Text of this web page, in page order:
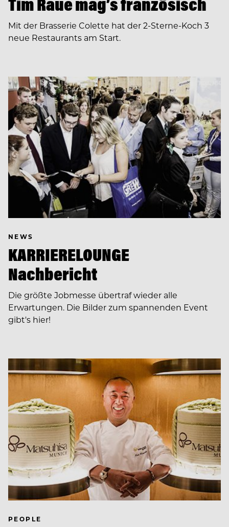
Tim Raue mag’s französisch
Mit der Brasserie Colette hat der 2-Sterne-Koch 3
neue Restaurants am Start.
NEWS
KARRIERELOUNGE
Nachbericht
Die größte Jobmesse übertraf wieder alle
Erwartungen. Die Bilder zum spannenden Event
gibt's hier!
PEOPLE